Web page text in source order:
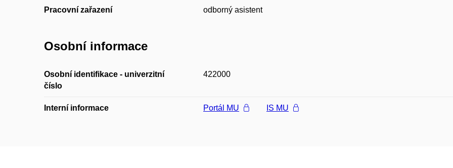
Pracovní zařazení odborný asistent
Osobní informace
Osobní identifikace - univerzitní
číslo
422000
Interní informace Portál MU IS MU